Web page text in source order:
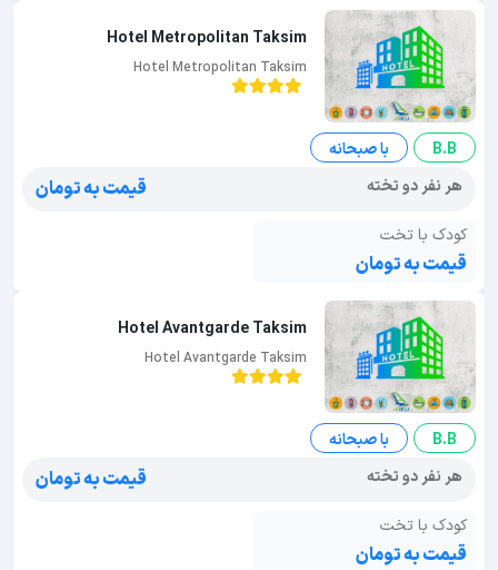
Hotel Metropolitan Taksim
Hotel Metropolitan Taksim
B.B
با صبحانه
هر نفر دو تخته
قیمت به تومان
کودک با تخت
قیمت به تومان
Hotel Avantgarde Taksim
Hotel Avantgarde Taksim
B.B
با صبحانه
هر نفر دو تخته
قیمت به تومان
کودک با تخت
قیمت به تومان